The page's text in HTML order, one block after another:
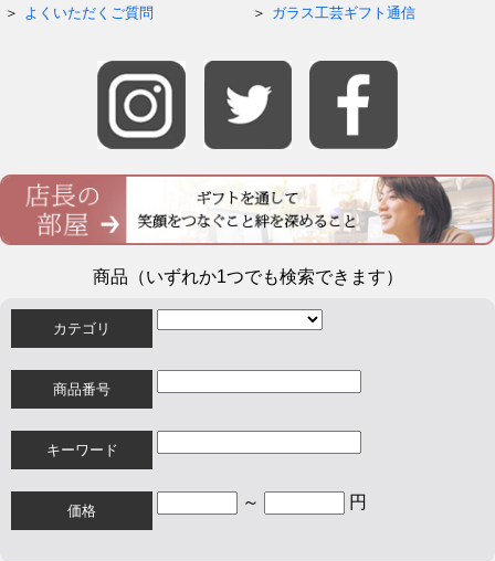
よくいただくご質問 ガラス工芸ギフト通信
商品（いずれか1つでも検索できます）
カテゴリ
商品番号
キーワード
価格 ～ 円